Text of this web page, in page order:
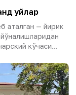
уйлар
аталган — йирик
кўчаси...